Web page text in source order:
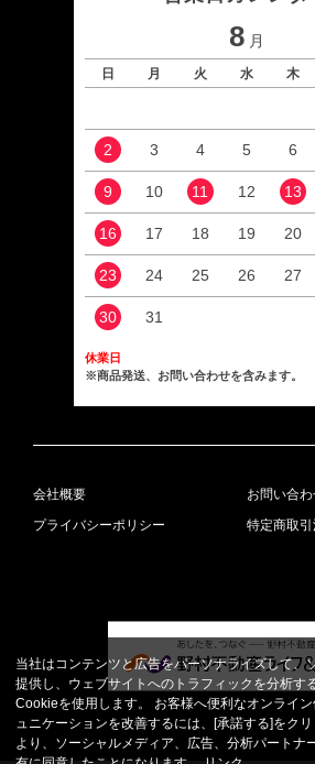
8 月
日 月 火 水 木
2 3 4 5 6
9 10 11 12 13
16 17 18 19 20
23 24 25 26 27
30 31
休業日
※商品発送、お問い合わせを含みます。
会社概要
お問い合
プライバシーポリシー
特定商取
当社はコンテンツと広告をパーソナライズして、
提供し、ウェブサイトへのトラフィックを分析す
Cookieを使用します。 お客様へ便利なオンライ
ュニケーションを改善するには、[承諾する]をク
より、ソーシャルメディア、広告、分析パートナ